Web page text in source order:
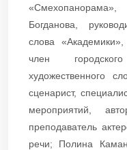
Богданова,
слова
член
художественного
сценарист,
мероприятий,
преподаватель
речи; Полина